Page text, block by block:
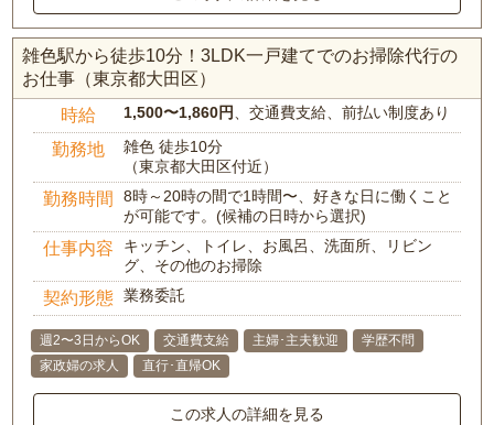
雑色駅から徒歩10分！3LDK一戸建てでのお掃除代行の
お仕事（東京都大田区）
時給 1,500〜1,860円 、交通費支給、前払い制度あり
勤務地
雑色 徒歩10分
（東京都大田区付近）
勤務時間
8時～20時の間で1時間〜、好きな日に働くこと
が可能です。(候補の日時から選択)
仕事内容
キッチン、トイレ、お風呂、洗面所、リビン
グ、その他のお掃除
契約形態 業務委託
週2〜3日からOK 交通費支給 主婦･主夫歓迎
学歴不問
家政婦の求人
直行･直帰OK
この求人の詳細を見る